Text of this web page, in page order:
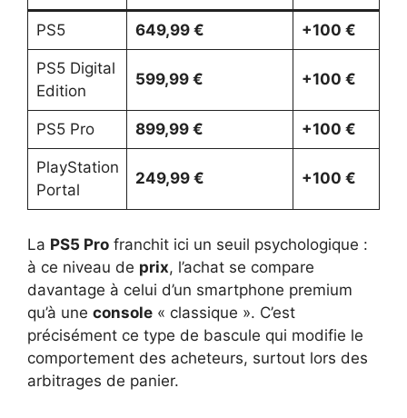
PS5 649,99 € +100 €
PS5 Digital
Edition
599,99 € +100 €
PS5 Pro 899,99 € +100 €
PlayStation
Portal
249,99 € +100 €
La PS5 Pro franchit ici un seuil psychologique :
à ce niveau de prix, l’achat se compare
davantage à celui d’un smartphone premium
qu’à une console « classique ». C’est
précisément ce type de bascule qui modifie le
comportement des acheteurs, surtout lors des
arbitrages de panier.